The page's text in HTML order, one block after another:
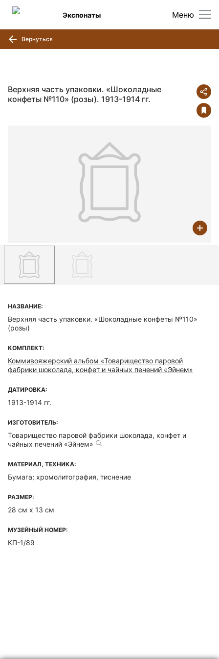
Меню
Экспонаты
Вернуться
Верхняя часть упаковки. «Шоколадные
конфеты №110» (розы). 1913-1914 гг.
НАЗВАНИЕ:
Верхняя часть упаковки. «Шоколадные конфеты №110»
(розы)
КОМПЛЕКТ:
Коммивояжерский альбом «Товарищество паровой
фабрики шоколада, конфет и чайных печений «Эйнем»
ДАТИРОВКА:
1913-1914 гг.
ИЗГОТОВИТЕЛЬ:
Товарищество паровой фабрики шоколада, конфет и
чайных печений «Эйнем»
МАТЕРИАЛ, ТЕХНИКА:
Бумага; хромолитография, тиснение
РАЗМЕР:
28 см х 13 см
МУЗЕЙНЫЙ НОМЕР:
КП-1/89